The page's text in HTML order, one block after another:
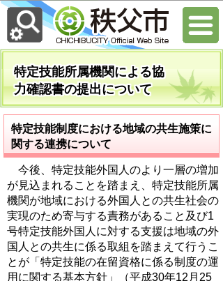
特定技能所属機関による協
力確認書の提出について
特定技能制度における地域の共生施策に
関する連携について
今後、特定技能外国人のより一層の増加
が見込まれることを踏まえ、特定技能所属
機関が地域における外国人との共生社会の
実現のため寄与する責務があること及び1
号特定技能外国人に対する支援は地域の外
国人との共生に係る取組を踏まえて行うこ
とが「特定技能の在留資格に係る制度の運
用に関する基本方針」（平成30年12月25